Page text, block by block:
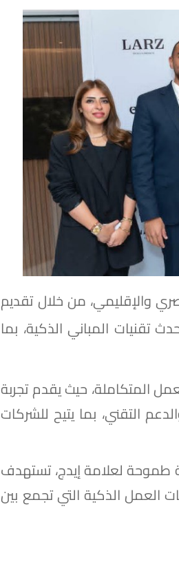
والإقليمي، من خلال تقديم
تقنيات المباني الذكية، بما
المتكاملة، حيث يقدم تجربة
التقني، بما يتيح للشركات
طموحة لعلامة إيدج، تستهدف
العمل الذكية التي تجمع بين